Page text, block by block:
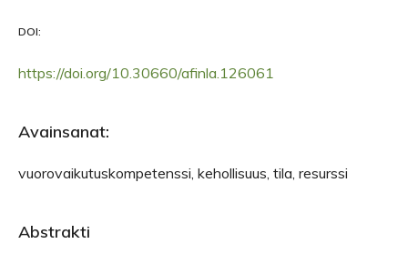
DOI:
https://doi.org/10.30660/afinla.126061
Avainsanat:
vuorovaikutuskompetenssi, kehollisuus, tila, resurssi
Abstrakti